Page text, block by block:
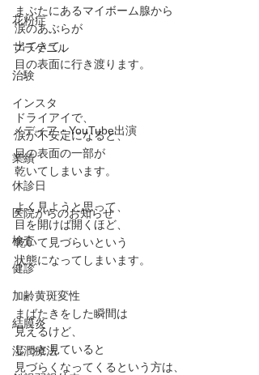
花粉症
プラケニル
治験
インスタ
メディア・YouTube出演
業績
休診日
医院からのお知らせ
検査
健診
加齢黄斑変性
結膜炎
湿潤療法
まぶたにあるマイボーム腺から
涙のあぶらが
出てきて、
目の表面に行き渡ります。
ドライアイで、﻿
涙が不安定になると、﻿
目の表面の一部が﻿
乾いてしまいます。﻿
よく見ようと思って、﻿
目を開けば開くほど、
乾いて見づらいという﻿
状態になってしまいます。﻿
まばたきをした瞬間は﻿
見えるけど、﻿
じっと見ていると﻿
見づらくなってくるという方は、﻿